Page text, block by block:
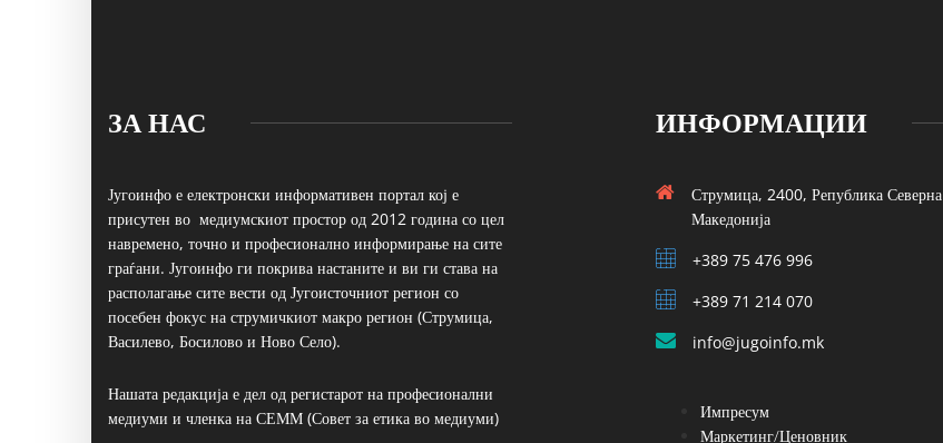
ЗА НАС
Југоинфо е електронски информативен портал кој е
присутен во медиумскиот простор од 2012 година со цел
навремено, точно и професионално информирање на сите
граѓани. Југоинфо ги покрива настаните и ви ги става на
располагање сите вести од Југоисточниот регион со
посебен фокус на струмичкиот макро регион (Струмица,
Василево, Босилово и Ново Село).
Нашата редакција е дел од регистарот на професионални
медиуми и членка на СЕММ (Совет за етика во медиуми)
ИНФОРМАЦИИ
Струмица, 2400, Република Северна
Македонија
+389 75 476 996
+389 71 214 070
info@jugoinfo.mk
Импресум
Маркетинг/Ценовник